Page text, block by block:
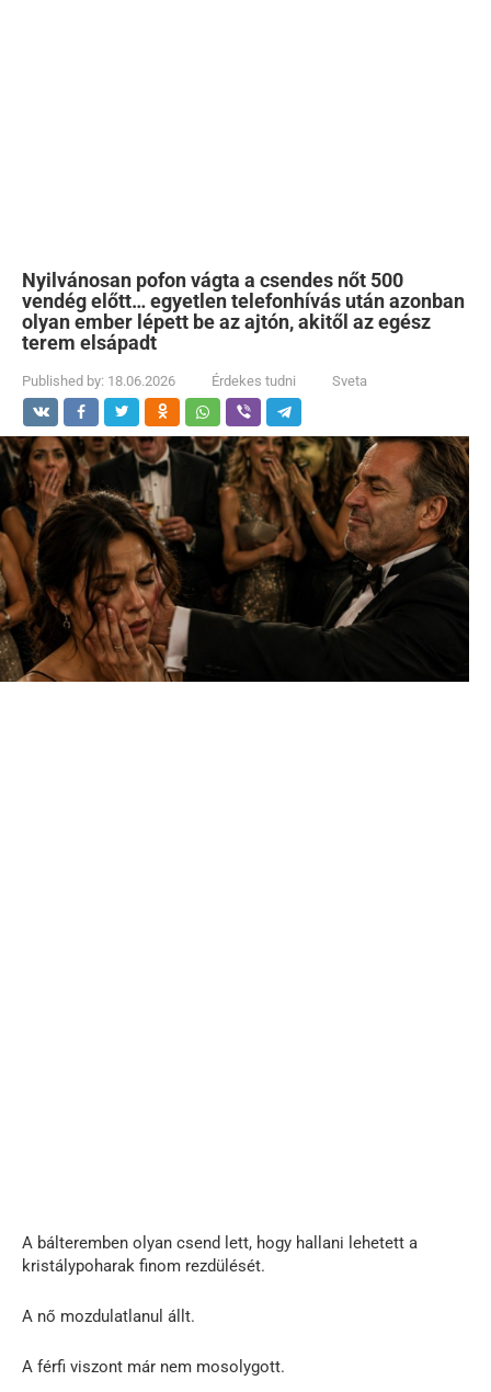
Nyilvánosan pofon vágta a csendes nőt 500
vendég előtt… egyetlen telefonhívás után azonban
olyan ember lépett be az ajtón, akitől az egész
terem elsápadt
Published by: 18.06.2026 Érdekes tudni Sveta
A bálteremben olyan csend lett, hogy hallani lehetett a
kristálypoharak finom rezdülését.
A nő mozdulatlanul állt.
A férfi viszont már nem mosolygott.